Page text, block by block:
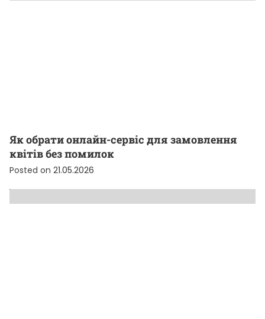
Як обрати онлайн-сервіс для замовлення
квітів без помилок
Posted on 21.05.2026